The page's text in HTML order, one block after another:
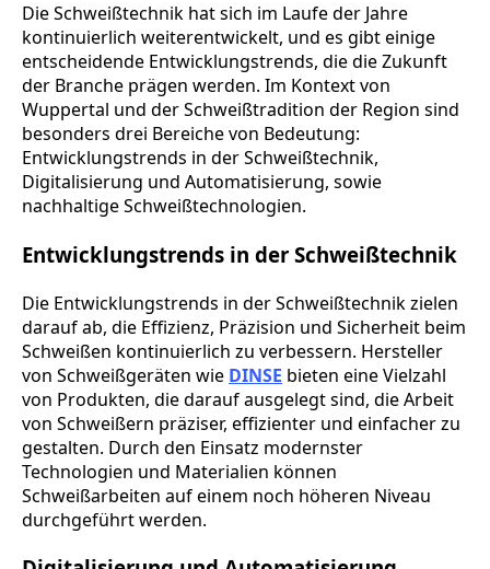
Die Schweißtechnik hat sich im Laufe der Jahre
kontinuierlich weiterentwickelt, und es gibt einige
entscheidende Entwicklungstrends, die die Zukunft
der Branche prägen werden. Im Kontext von
Wuppertal und der Schweißtradition der Region sind
besonders drei Bereiche von Bedeutung:
Entwicklungstrends in der Schweißtechnik,
Digitalisierung und Automatisierung, sowie
nachhaltige Schweißtechnologien.
Entwicklungstrends in der Schweißtechnik
Die Entwicklungstrends in der Schweißtechnik zielen
darauf ab, die Effizienz, Präzision und Sicherheit beim
Schweißen kontinuierlich zu verbessern. Hersteller
von Schweißgeräten wie DINSE bieten eine Vielzahl
von Produkten, die darauf ausgelegt sind, die Arbeit
von Schweißern präziser, effizienter und einfacher zu
gestalten. Durch den Einsatz modernster
Technologien und Materialien können
Schweißarbeiten auf einem noch höheren Niveau
durchgeführt werden.